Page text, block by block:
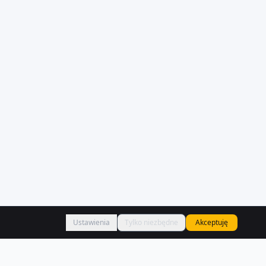
Ustawienia Tylko niezbędne Akceptuję